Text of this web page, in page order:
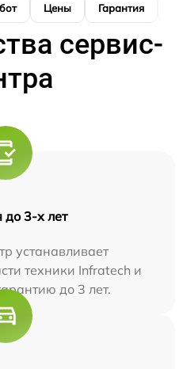
Цены Гарантия
сервис-
до 3-х лет
устанавливает
техники Infratech и
до 3 лет.